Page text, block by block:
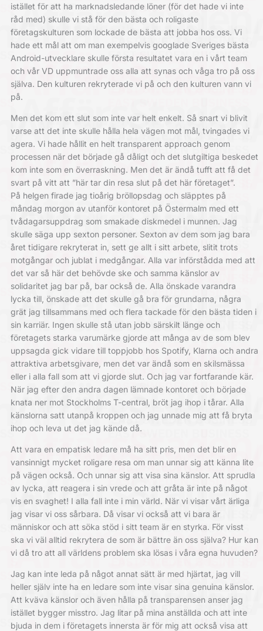
istället för att ha marknadsledande löner (för det hade vi inte
råd med) skulle vi stå för den bästa och roligaste
företagskulturen som lockade de bästa att jobba hos oss. Vi
hade ett mål att om man exempelvis googlade Sveriges bästa
Android-utvecklare skulle första resultatet vara en i vårt team
och vår VD uppmuntrade oss alla att synas och våga tro på oss
själva. Den kulturen rekryterade vi på och den kulturen vann vi
på.
Men det kom ett slut som inte var helt enkelt. Så snart vi blivit
varse att det inte skulle hålla hela vägen mot mål, tvingades vi
agera. Vi hade hållit en helt transparent approach genom
processen när det började gå dåligt och det slutgiltiga beskedet
kom inte som en överraskning. Men det är ändå tufft att få det
svart på vitt att ”här tar din resa slut på det här företaget”.
På helgen firade jag tioårig bröllopsdag och släpptes på
måndag morgon av utanför kontoret på Östermalm med ett
tvådagarsuppdrag som smakade diskmedel i munnen. Jag
skulle säga upp sexton personer. Sexton av dem som jag bara
året tidigare rekryterat in, sett ge allt i sitt arbete, slitit trots
motgångar och jublat i medgångar. Alla var införstådda med att
det var så här det behövde ske och samma känslor av
solidaritet jag bar på, bar också de. Alla önskade varandra
lycka till, önskade att det skulle gå bra för grundarna, några
grät jag tillsammans med och flera tackade för den bästa tiden i
sin karriär. Ingen skulle stå utan jobb särskilt länge och
företagets starka varumärke gjorde att många av de som blev
uppsagda gick vidare till toppjobb hos Spotify, Klarna och andra
attraktiva arbetsgivare, men det var ändå som en skilsmässa
eller i alla fall som att vi gjorde slut. Och jag var fortfarande kär.
När jag efter den andra dagen lämnade kontoret och började
knata ner mot Stockholms T-central, bröt jag ihop i tårar. Alla
känslorna satt utanpå kroppen och jag unnade mig att få bryta
ihop och leva ut det jag kände då.
Att vara en empatisk ledare må ha sitt pris, men det blir en
vansinnigt mycket roligare resa om man unnar sig att känna lite
på vägen också. Och unnar sig att visa sina känslor. Att sprudla
av lycka, att reagera i sin vrede och att gråta är inte på något
vis en svaghet! I alla fall inte i min värld. När vi visar vårt ärliga
jag visar vi oss sårbara. Då visar vi också att vi bara är
människor och att söka stöd i sitt team är en styrka. För visst
ska vi väl alltid rekrytera de som är bättre än oss själva? Hur kan
vi då tro att all världens problem ska lösas i våra egna huvuden?
Jag kan inte leda på något annat sätt är med hjärtat, jag vill
heller själv inte ha en ledare som inte visar sina genuina känslor.
Att kväva känslor och även hålla på transparensen anser jag
istället bygger misstro. Jag litar på mina anställda och att inte
bjuda in dem i företagets innersta är för mig att också visa att